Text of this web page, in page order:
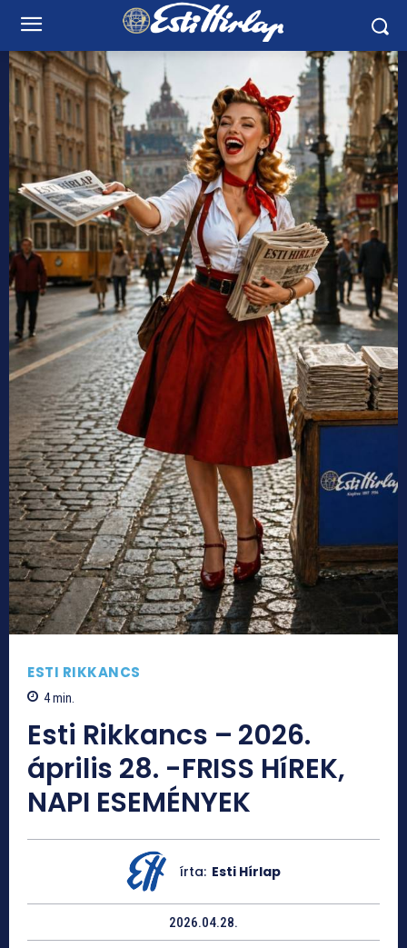
ESTI RIKKANCS
4min.
Esti Rikkancs – 2026.
április 28. -FRISS HíREK,
NAPI ESEMÉNYEK
írta: Esti Hírlap
2026.04.28.